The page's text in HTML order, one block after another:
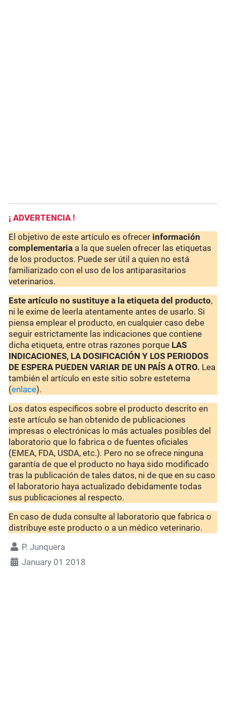
¡ ADVERTENCIA !
El objetivo de este artículo es ofrecer información
complementaria a la que suelen ofrecer las etiquetas
de los productos. Puede ser útil a quien no está
familiarizado con el uso de los antiparasitarios
veterinarios.
Este artículo no sustituye a la etiqueta del producto,
ni le exime de leerla atentamente antes de usarlo. Si
piensa emplear el producto, en cualquier caso debe
seguir estrictamente las indicaciones que contiene
dicha etiqueta, entre otras razones porque LAS
INDICACIONES, LA DOSIFICACIÓN Y LOS PERIODOS
DE ESPERA PUEDEN VARIAR DE UN PAÍS A OTRO. Lea
también el artículo en este sitio sobre estetema
(enlace).
Los datos específicos sobre el producto descrito en
este artículo se han obtenido de publicaciones
impresas o electrónicas lo más actuales posibles del
laboratorio que lo fabrica o de fuentes oficiales
(EMEA, FDA, USDA, etc.). Pero no se ofrece ninguna
garantía de que el producto no haya sido modificado
tras la publicación de tales datos, ni de que en su caso
el laboratorio haya actualizado debidamente todas
sus publicaciones al respecto.
En caso de duda consulte al laboratorio que fabrica o
distribuye este producto o a un médico veterinario.
P. Junquera
January 01 2018